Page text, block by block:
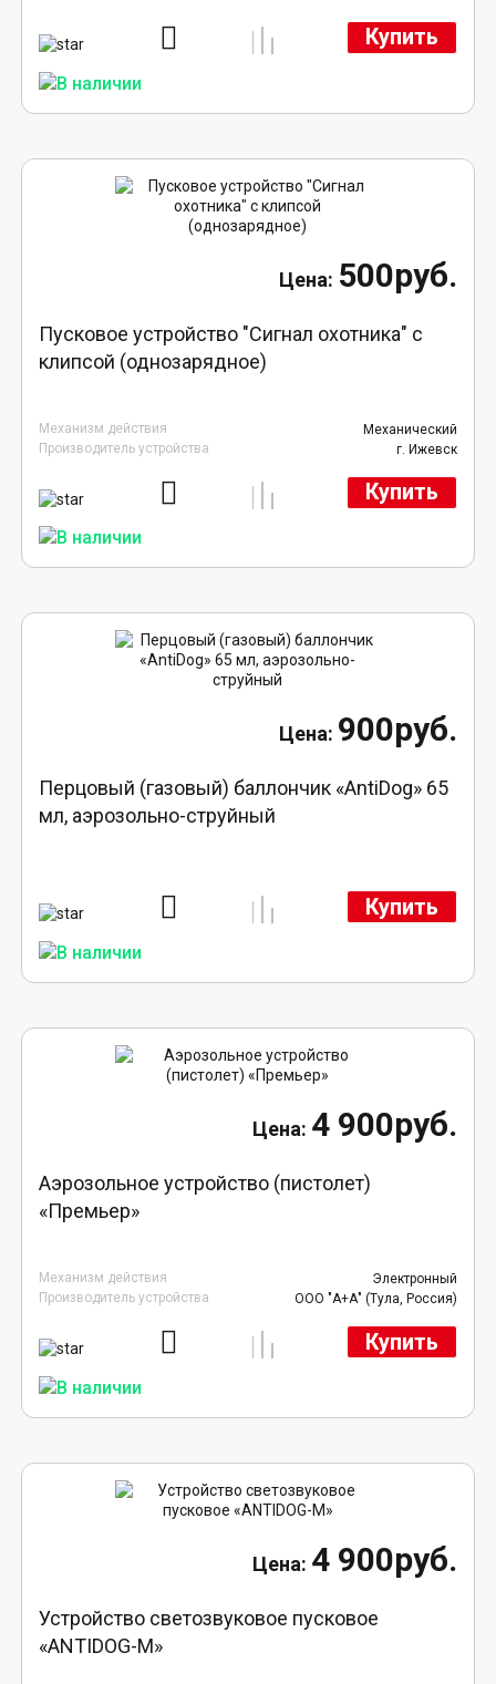
Купить
500руб.
Пусковое устройство "Сигнал охотника" с
клипсой (однозарядное)
Механизм действия
Механический
Производитель устройства
г. Ижевск
Купить
900руб.
Перцовый (газовый) баллончик «AntiDog» 65
мл, аэрозольно-струйный
Купить
4 900руб.
Аэрозольное устройство (пистолет)
«Премьер»
Механизм действия
Электронный
Производитель устройства
ООО "А+А" (Тула, Россия)
Купить
4 900руб.
Устройство светозвуковое пусковое
«ANTIDOG-M»